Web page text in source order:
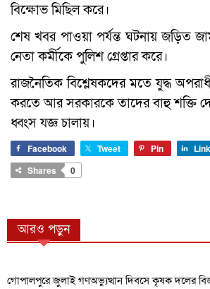
বিক্ষোভ মিছিল করে।
শেষ খবর পাওয়া পর্যন্ত ঘটনায় জড়িত
নেতা কর্মীকে পুলিশ গ্রেপ্তার করে।
রাজনৈতিক বিশ্লেষকদের মতে যুদ্ধ
করতে আর সরকারকে তাদের বাহু শক্তি
ধ্বংস যজ্ঞ চালায়।
Facebook Tweet Pin
Shares
0
আরও পড়ুন
গোপালপুরে জুলাই গণঅভ্যুত্থান দিবসে কৃষক দলের